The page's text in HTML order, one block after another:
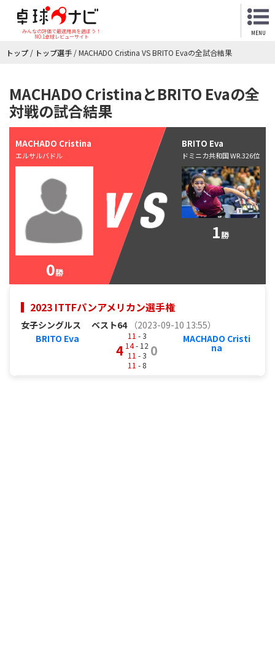
みんなの評価で最適用具を選ぼう！
NO.1卓球レビューサイト
MENU
トップ / トップ選手 /MACHADO Cristina VS BRITO Evaの全試合結果
MACHADO CristinaとBRITO Evaの全
対戦の試合結果
MACHADO Cristina
エルサルバドル
0勝
BRITO Eva
ドミニカ共和国 WR.326位
1勝
2023 ITTFパンアメリカン選手権
女子シングルス ベスト64
（2023-09-10 13:55）
BRITO Eva
4
11 - 3
14- 12
11 - 3
11 - 8
0
MACHADO Cristi
na